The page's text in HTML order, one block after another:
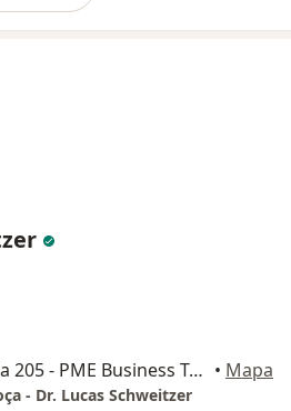
Rua Monza, 226 Sala 205 - PME Business Tower, Palhoça • Mapa
- Dr. Lucas Schweitzer